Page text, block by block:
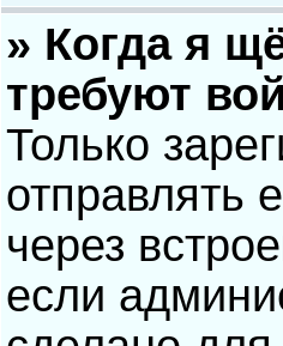
» Когда я
требуют
Только
отправлять
через
если